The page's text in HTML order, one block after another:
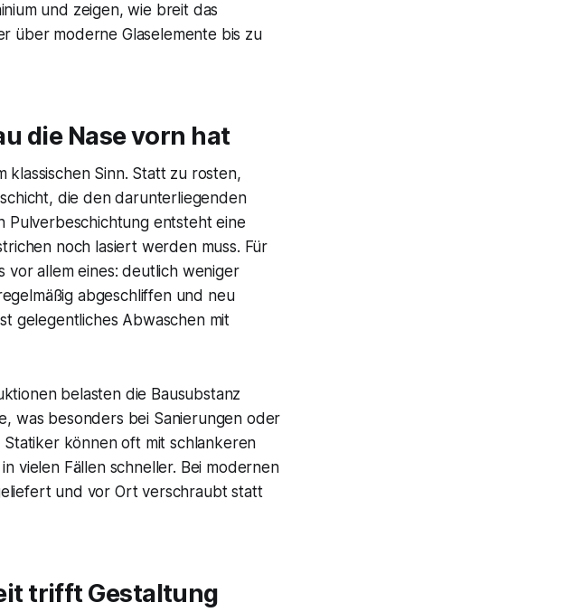
und zeigen, wie breit das
über moderne Glaselemente bis zu
die Nase vorn hat
Sinn. Statt zu rosten,
die den darunterliegenden
Pulverbeschichtung entsteht eine
noch lasiert werden muss. Für
vor allem eines: deutlich weniger
abgeschliffen und neu
gelegentliches Abwaschen mit
belasten die Bausubstanz
was besonders bei Sanierungen oder
Statiker können oft mit schlankeren
vielen Fällen schneller. Bei modernen
und vor Ort verschraubt statt
trifft Gestaltung